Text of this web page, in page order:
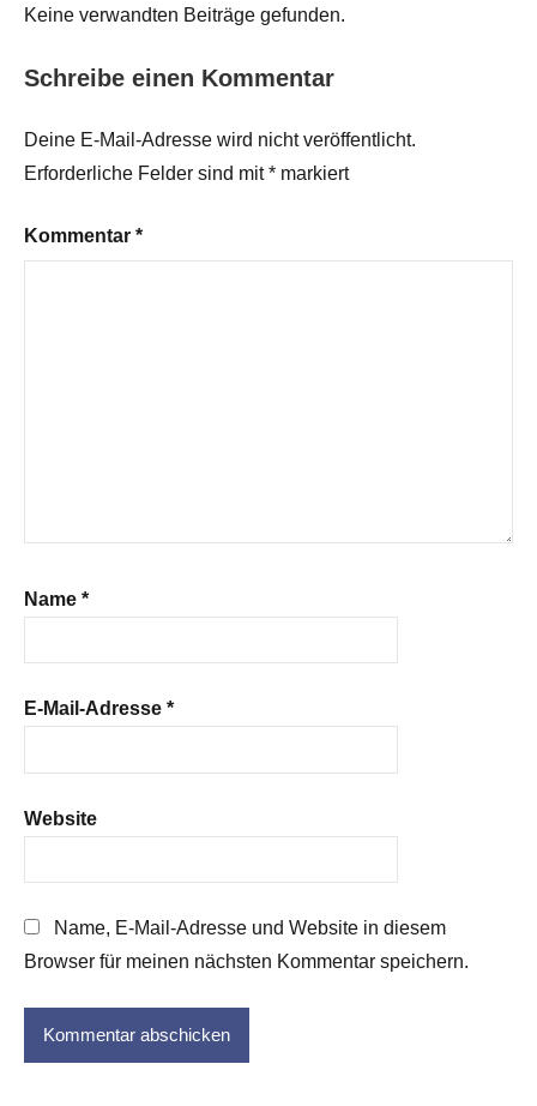
Keine verwandten Beiträge gefunden.
Schreibe einen Kommentar
Deine E-Mail-Adresse wird nicht veröffentlicht.
Erforderliche Felder sind mit* markiert
Kommentar *
Name *
E-Mail-Adresse *
Website
Name, E-Mail-Adresse und Website in diesem
Browser für meinen nächsten Kommentar speichern.